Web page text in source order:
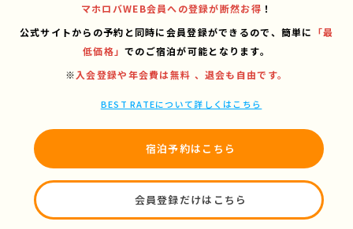
マホロバWEB会員への登録が断然お得 ！
公式サイトからの予約と同時に会員登録ができるので、 簡単に 「最
低価格」でのご宿泊が可能となります。
※ 入会登録や年会費は無料 、退会も自由です。
BEST RATEについて詳しくはこちら
宿泊予約はこちら
会員登録だけはこちら